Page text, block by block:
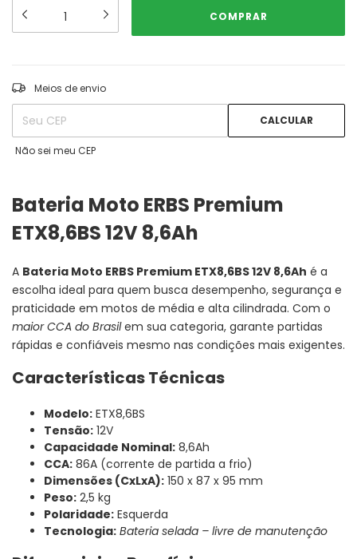
Entregas para o CEP:
Meios de envio
CALCULAR
Não sei meu CEP
Bateria Moto ERBS Premium
ETX8,6BS 12V 8,6Ah
A Bateria Moto ERBS Premium ETX8,6BS 12V 8,6Ah é a
escolha ideal para quem busca desempenho, segurança e
praticidade em motos de média e alta cilindrada. Com o
maior CCA do Brasilem sua categoria, garante partidas
rápidas e confiáveis mesmo nas condições mais exigentes.
Características Técnicas
Modelo: ETX8,6BS
Tensão: 12V
Capacidade Nominal: 8,6Ah
CCA: 86A (corrente de partida a frio)
Dimensões (CxLxA): 150 x 87 x 95 mm
Peso: 2,5 kg
Polaridade: Esquerda
Tecnologia: Bateria selada – livre de manutenção